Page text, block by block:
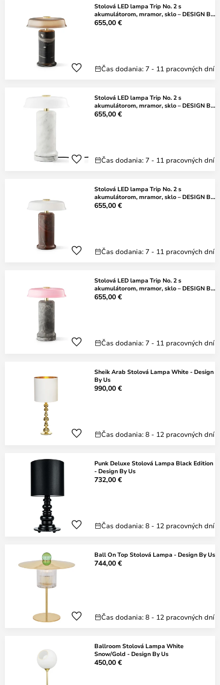
Stolová LED lampa Trip No. 2 s
akumulátorom, mramor, sklo – DESIGN BY
US
655,00 €
Čas dodania: 7 - 11 pracovných dní
Stolová LED lampa Trip No. 2 s
akumulátorom, mramor, sklo – DESIGN BY
US
655,00 €
Čas dodania: 7 - 11 pracovných dní
Stolová LED lampa Trip No. 2 s
akumulátorom, mramor, sklo – DESIGN BY
US
655,00 €
Čas dodania: 7 - 11 pracovných dní
Stolová LED lampa Trip No. 2 s
akumulátorom, mramor, sklo – DESIGN BY
US
655,00 €
Čas dodania: 7 - 11 pracovných dní
Sheik Arab Stolová Lampa White - Design
By Us
990,00 €
Čas dodania: 8 - 12 pracovných dní
Punk Deluxe Stolová Lampa Black Edition
- Design By Us
732,00 €
Čas dodania: 8 - 12 pracovných dní
Ball On Top Stolová Lampa - Design By Us
744,00 €
Čas dodania: 8 - 12 pracovných dní
Ballroom Stolová Lampa White
Snow/Gold - Design By Us
450,00 €